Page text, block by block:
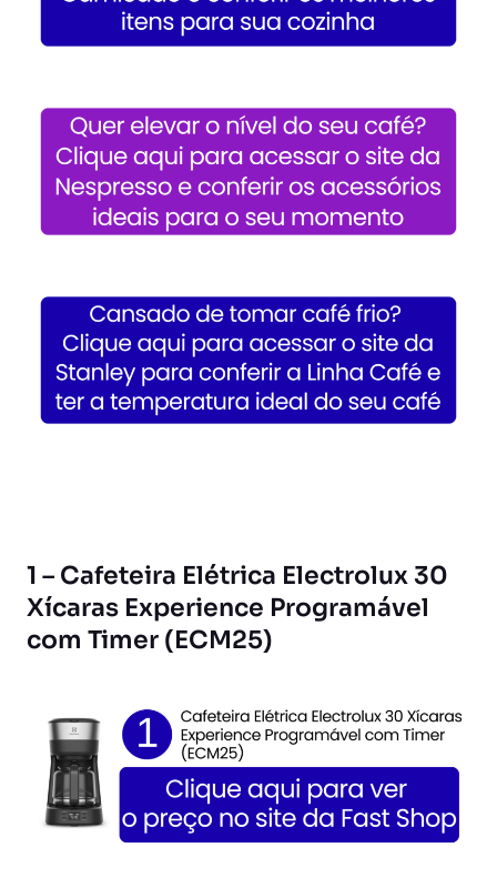
1 – Cafeteira Elétrica Electrolux 30
Xícaras Experience Programável
com Timer (ECM25)